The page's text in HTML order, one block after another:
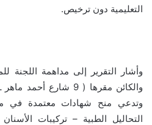
التعليمية دون ترخيص.
وأشار التقرير إلى مداهمة اللجنة
والكائن مقرها ( 9
وتدعي منح شهادات معتمدة في
التحاليل الطبية – تركيبات